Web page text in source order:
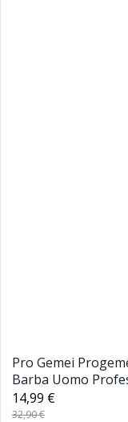
Pro Gemei
Barba Uomo
14,99 €
32,90 €